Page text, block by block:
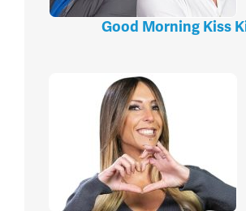
Good Morning Kiss